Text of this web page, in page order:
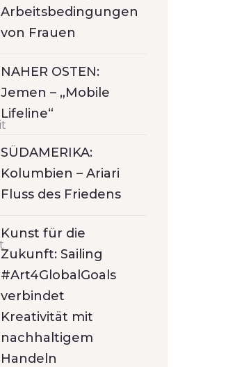
Arbeitsbedingungen
von Frauen
NAHER OSTEN:
Jemen – „Mobile
Lifeline“
SÜDAMERIKA:
Kolumbien – Ariari
Fluss des Friedens
Kunst für die
Zukunft: Sailing
#Art4GlobalGoals
verbindet
Kreativität mit
nachhaltigem
Handeln